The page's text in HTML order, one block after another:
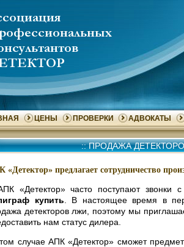
ЦЕНЫ ПРОВЕРКИ АДВОКАТЫ
::ПРОДАЖА
«Детектор» предлагает сотрудничество
«Детектор» часто поступают звонки
купить . В настоящее время в
детекторов лжи, поэтому мы
нам статус дилера.
случае АПК «Детектор» сможет